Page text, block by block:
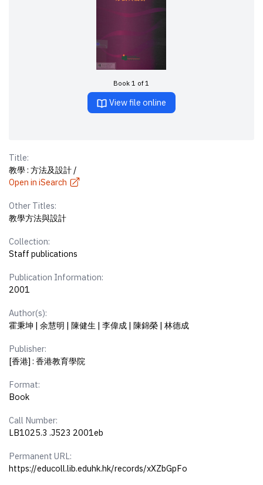
Book 1 of 1
View file online
Title:
教學 : 方法及設計 /
Open in iSearch
Other Titles:
教學方法與設計
Collection:
Staff publications
Publication Information:
2001
Author(s):
霍秉坤 | 余慧明 | 陳健生 | 李偉成 | 陳錦榮 | 林德成
Publisher:
[香港] : 香港教育學院
Format:
Book
Call Number:
LB1025.3 .J523 2001eb
Permanent URL:
https://educoll.lib.eduhk.hk/records/xXZbGpFo